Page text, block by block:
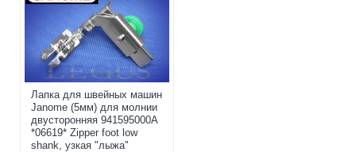
Лапка для швейных машин
Janome (5мм) для молнии
двусторонняя 941595000A
*06619* Zipper foot low
shank, узкая "лыжа"